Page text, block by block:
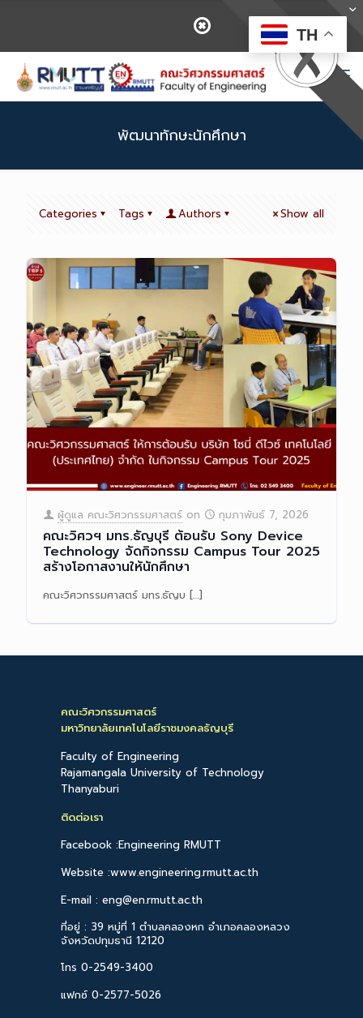
พัฒนาทักษะนักศึกษา
Categories Tags Authors Show all
ผู้ดูแล คณะวิศวกรรมศาสตร์ on กุมภาพันธ์ 7, 2026
คณะวิศวฯ มทร.ธัญบุรี ต้อนรับ Sony Device
Technology จัดกิจกรรม Campus Tour 2025
สร้างโอกาสงานให้นักศึกษา
คณะวิศวกรรมศาสตร์ มทร.ธัญบ […]
คณะวิศวกรรมศาสตร์
มหาวิทยาลัยเทคโนโลยีราชมงคลธัญบุรี
Faculty of Engineering
Rajamangala University of Technology
Thanyaburi
ติดต่อเรา
Facebook :Engineering RMUTT
Website :www.engineering.rmutt.ac.th
E-mail : eng@en.rmutt.ac.th
ที่อยู่ : 39 หมู่ที่ 1 ตำบลคลองหก อำเภอคลองหลวง
จังหวัดปทุมธานี 12120
โทร 0-2549-3400
แฟกซ์ 0-2577-5026
TH